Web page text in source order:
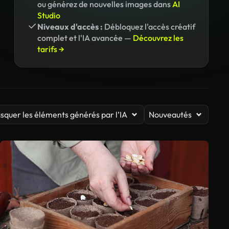
ou générez de nouvelles images dansAI
Studio
Niveaux d'accès : Débloquez l'accès créatif
complet et l'IA avancée — Découvrez les
tarifs →
les éléments générés par l’IA Nouveautés